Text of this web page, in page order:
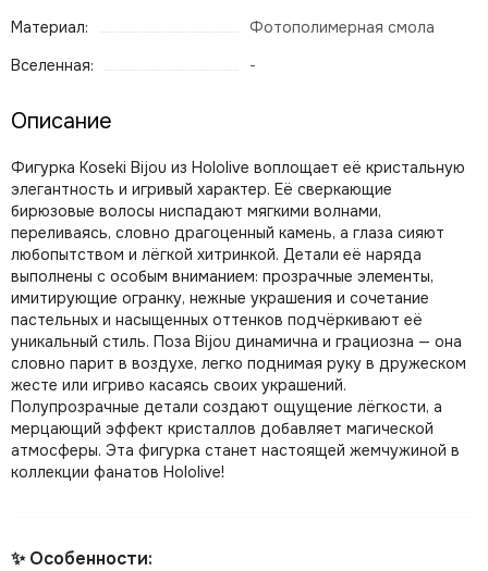
Материал:
Фотополимерная смола
Вселенная:
-
Описание
Фигурка Koseki Bijou из Hololive воплощает её кристальную
элегантность и игривый характер. Её сверкающие
бирюзовые волосы ниспадают мягкими волнами,
переливаясь, словно драгоценный камень, а глаза сияют
любопытством и лёгкой хитринкой. Детали её наряда
выполнены с особым вниманием: прозрачные элементы,
имитирующие огранку, нежные украшения и сочетание
пастельных и насыщенных оттенков подчёркивают её
уникальный стиль. Поза Bijou динамична и грациозна — она
словно парит в воздухе, легко поднимая руку в дружеском
жесте или игриво касаясь своих украшений.
Полупрозрачные детали создают ощущение лёгкости, а
мерцающий эффект кристаллов добавляет магической
атмосферы. Эта фигурка станет настоящей жемчужиной в
коллекции фанатов Hololive!
✨ Особенности: